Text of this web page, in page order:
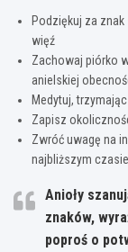
Podziękuj za
więź
Zachowaj piórko
anielskiej
Medytuj,
Zapisz
Zwróć uwagę na
najbliższym czasie
Anioły
znaków,
poproś o